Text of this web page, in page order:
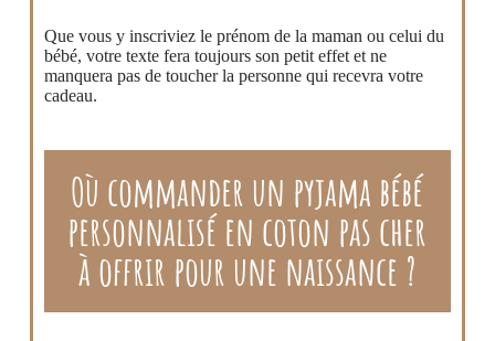
Que vous y inscriviez le prénom de la maman ou celui du
bébé, votre texte fera toujours son petit effet et ne
manquera pas de toucher la personne qui recevra votre
cadeau.
Où commander un pyjama bébé
personnalisé en coton pas cher
à offrir pour une naissance ?